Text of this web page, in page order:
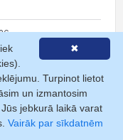
✖
Turpinot lietot
un izmantosim
jebkurā laikā varat
Vairāk par sīkdatnēm